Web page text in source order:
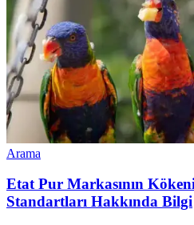
Arama
Etat Pur Markasının
Standartları Hakkında Bilgi